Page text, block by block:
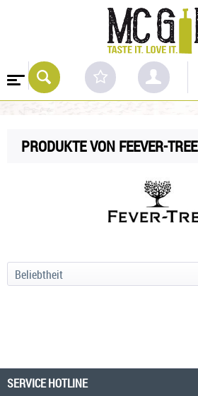
PRODUKTE VON FEEVER-TREE
SERVICE HOTLINE